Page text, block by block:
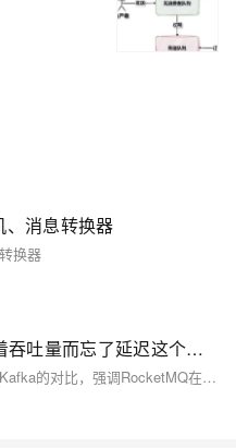
消息转换器
换器
kafka vs rocketmq: 不要只顾着吞吐量而忘了延迟这个指标
这篇文章讨论了Apache RocketMQ和Kafka的对比，强调RocketMQ在低延迟、消息重试与追踪、海量Topic、多租户等方面进行了优化，特别是在小包非批量和大量分区场景下的吞吐量超越Kafka，适合电商和金融领域等高并发、高可靠和高可用场景。